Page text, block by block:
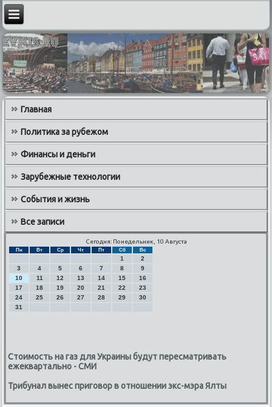
Главная
Политика за рубежом
Финансы и деньги
Зарубежные технологии
События и жизнь
Все записи
Сегодня: Понедельник, 10 Августа
Пн Вт Ср Чт Пт Сб Вс
1
2
3
4 5 6 7 8
9
10
11 12 13 14 15
16
17
18 19 20 21 22
23
24
25 26 27 28 29
30
31
Стоимость на газ для Украины будут пересматривать
ежеквартально - СМИ
Трибунал вынес приговор в отношении экс-мэра Ялты